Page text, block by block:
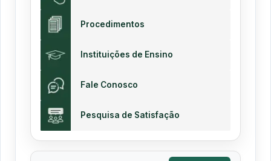
Procedimentos
Instituições de Ensino
Fale Conosco
Pesquisa de Satisfação